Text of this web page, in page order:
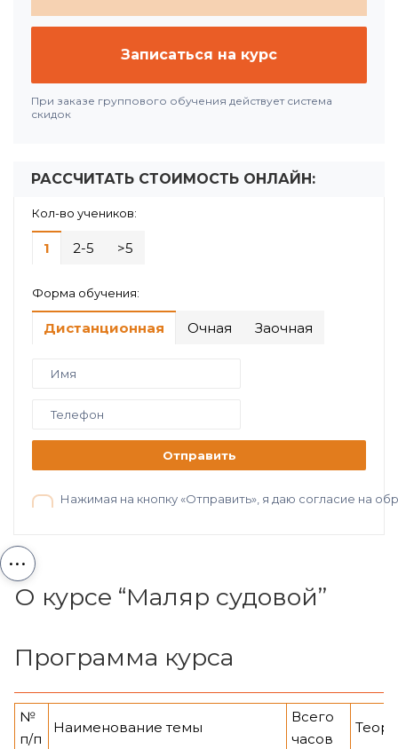
Записаться на курс
При заказе группового обучения действует система
скидок
РАССЧИТАТЬ СТОИМОСТЬ ОНЛАЙН:
Кол-во учеников:
1 2-5 >5
Форма обучения:
Дистанционная Очная Заочная
Отправить
Нажимая на кнопку «Отправить», я даю согласие на
...
О курсе “Маляр судовой”
Программа курса
№
п/п
Наименование темы
Всего
часов